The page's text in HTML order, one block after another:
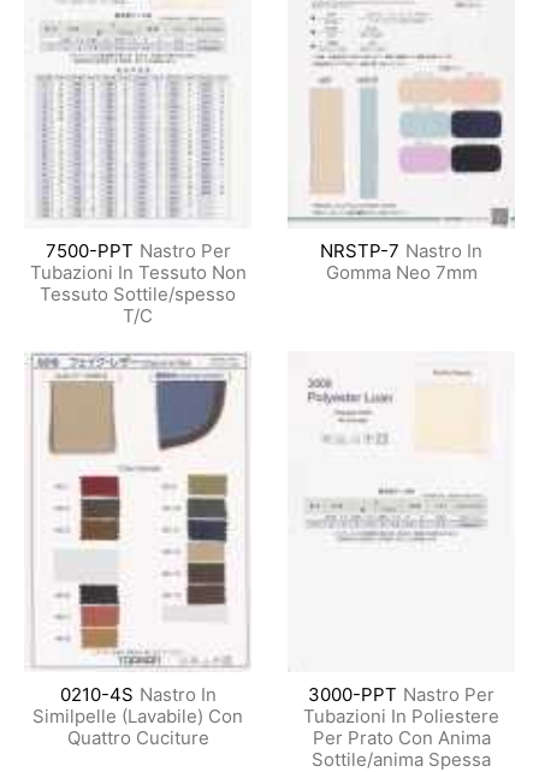
7500-PPT Nastro Per
Tubazioni In Tessuto Non
Tessuto Sottile/spesso
T/C
NRSTP-7 Nastro In
Gomma Neo 7mm
0210-4S Nastro In
Similpelle (Lavabile) Con
Quattro Cuciture
3000-PPT Nastro Per
Tubazioni In Poliestere
Per Prato Con Anima
Sottile/anima Spessa